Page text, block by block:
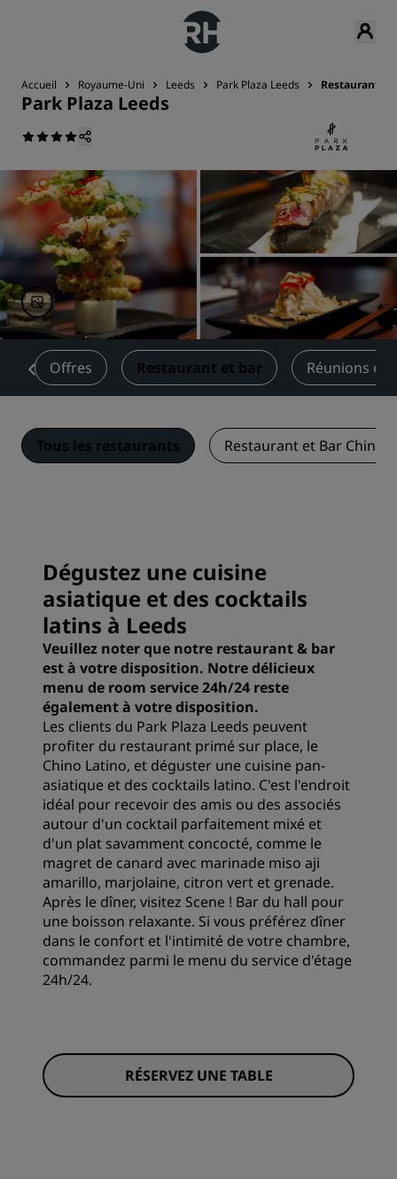
Accueil Royaume-Uni Leeds Park Plaza Leeds Restaurant et
Park Plaza Leeds
Offres Restaurant et bar Réunions et
Tous les restaurants Restaurant et Bar Chino
Dégustez une cuisine
asiatique et des cocktails
latins à Leeds
Veuillez noter que notre restaurant & bar
est à votre disposition. Notre délicieux
menu de room service 24h/24 reste
également à votre disposition.
Les clients du Park Plaza Leeds peuvent
profiter du restaurant primé sur place, le
Chino Latino, et déguster une cuisine pan-
asiatique et des cocktails latino. C'est l'endroit
idéal pour recevoir des amis ou des associés
autour d'un cocktail parfaitement mixé et
d'un plat savamment concocté, comme le
magret de canard avec marinade miso aji
amarillo, marjolaine, citron vert et grenade.
Après le dîner, visitez Scene ! Bar du hall pour
une boisson relaxante. Si vous préférez dîner
dans le confort et l'intimité de votre chambre,
commandez parmi le menu du service d'étage
24h/24.
RÉSERVEZ UNE TABLE